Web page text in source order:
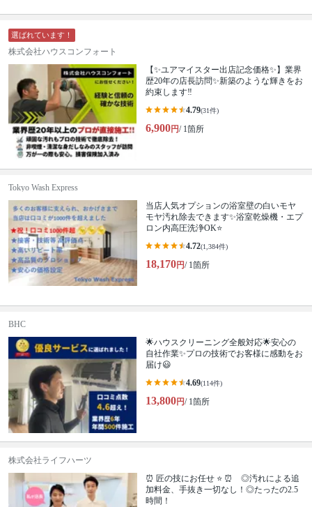
選ばれています！
株式会社ハウスコンフォート
【✨ユアマイスター出店記念価格✨】業界
歴20年の店長訪問✨新築のような輝きをお
約束します‼️
4.79(31件)
6,900円/ 1箇所
Tokyo Wash Express
当店人気オプションの浴室壁の白いモヤ
モヤ汚れ除去できます✨浴室乾燥機・エプ
ロン内高圧洗浄OK⭐️
4.72(1,384件)
18,170円/ 1箇所
BHC
🌟ハウスクリーニング全般対応🌟安心の
自社作業✨プロの技術でお客様に感動をお
届け😃
4.69(114件)
13,800円/ 1箇所
株式会社ライフハーツ
⏰ 匠の技にお任せ ⭐ ⏰ ◎汚れによる追
加料金、手抜き一切なし！◎たったの2.5
時間！